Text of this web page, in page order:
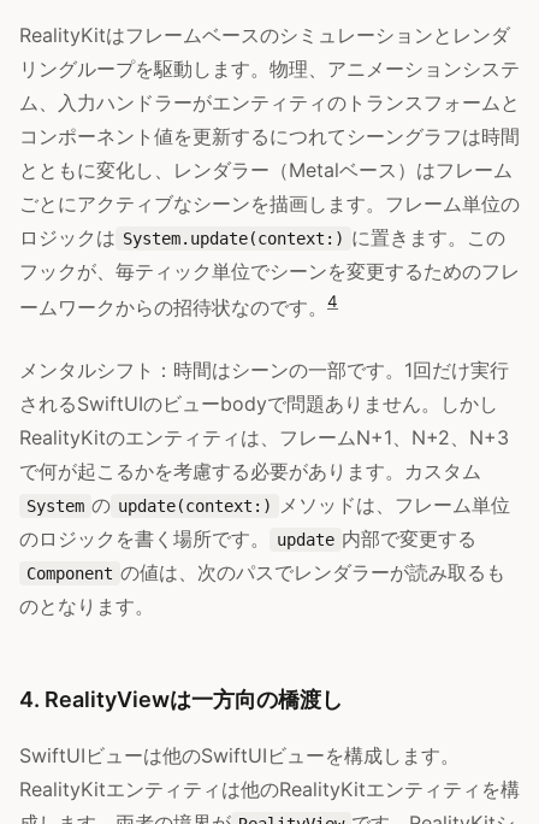
RealityKitはフレームベースのシミュレーションとレンダ
リングループを駆動します。物理、アニメーションシステ
ム、入力ハンドラーがエンティティのトランスフォームと
コンポーネント値を更新するにつれてシーングラフは時間
とともに変化し、レンダラー（Metalベース）はフレーム
ごとにアクティブなシーンを描画します。フレーム単位の
ロジックは System.update(context:) に置きます。この
フックが、毎ティック単位でシーンを変更するためのフレ
ームワークからの招待状なのです。
4
メンタルシフト：時間はシーンの一部です。1回だけ実行
されるSwiftUIのビューbodyで問題ありません。しかし
RealityKitのエンティティは、フレームN+1、N+2、N+3
で何が起こるかを考慮する必要があります。カスタム
System の update(context:)
メソッドは、フレーム単位
のロジックを書く場所です。
update 内部で変更する
Component の値は、次のパスでレンダラーが読み取るも
のとなります。
4. RealityViewは一方向の橋渡し
SwiftUIビューは他のSwiftUIビューを構成します。
RealityKitエンティティは他のRealityKitエンティティを構